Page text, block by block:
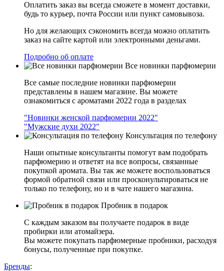
Оплатить заказ вы всегда сможете в момент доставки,
будь то курьер, почта России или пункт самовывоза.
Но для желающих сэкономить всегда можно оплатить
заказ на сайте картой или электронными деньгами.
Подробно об оплате
Все новинки парфюмерии
Все самые последние новинки парфюмерии
представлены в нашем магазине. Вы можете
ознакомиться с ароматами 2022 года в разделах
"Новинки женской парфюмерии 2022"
"Мужские духи 2022"
Консультация по телефону
Наши опытные консультанты помогут вам подобрать
парфюмерию и ответят на все вопросы, связанные
покупкой аромата. Вы так же можете воспользоваться
формой обратной связи или просконультироваться не
только по телефону, но и в чате нашего магазина.
Пробник в подарок
С каждым заказом вы получаете подарок в виде
пробирки или атомайзера.
Вы можете покупать парфюмерные пробники, расходуя
бонусы, полученные при покупке.
Бренды: